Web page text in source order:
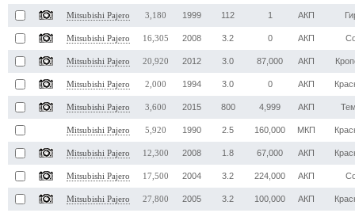
Mitsubishi Pajero 3,180 1999 112 1 АКП
Mitsubishi Pajero 16,305 2008 3.2 0 АКП
Mitsubishi Pajero 20,920 2012 3.0 87,000 АКП
Mitsubishi Pajero 2,000 1994 3.0 0 АКП
Mitsubishi Pajero 3,600 2015 800 4,999 АКП
Mitsubishi Pajero 5,920 1990 2.5 160,000 МКП
Mitsubishi Pajero 12,300 2008 1.8 67,000 АКП
Mitsubishi Pajero 17,500 2004 3.2 224,000 АКП
Mitsubishi Pajero 27,800 2005 3.2 100,000 АКП